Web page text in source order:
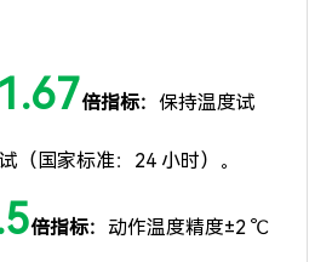
倍指标：保持温度试
（国家标准：24 小时）。
倍指标： 动作温度精度±2 ℃